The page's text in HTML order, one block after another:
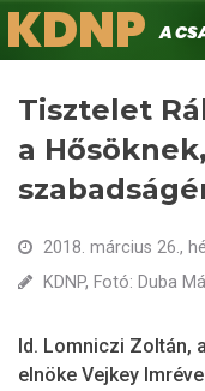
Ugrás
a
Keresés
KDNPA családokért.
Tisztelet
a
2018. március 26.,
KDNP, Fotó: Duba
Id. Lomniczi Zoltán,
elnöke Vejkey